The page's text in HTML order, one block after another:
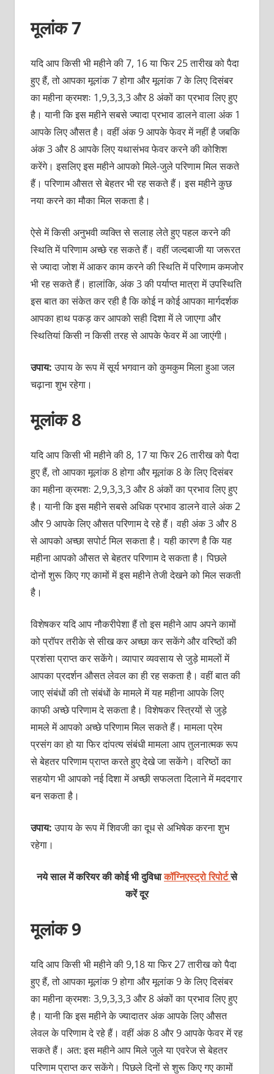
मूलांक 7
यदि आप किसी भी महीने की 7, 16 या फिर 25 तारीख को पैदा
हुए हैं, तो आपका मूलांक 7 होगा और मूलांक 7 के लिए दिसंबर
का महीना क्रमशः 1,9,3,3,3 और 8 अंकों का प्रभाव लिए हुए
है। यानी कि इस महीने सबसे ज्यादा प्रभाव डालने वाला अंक 1
आपके लिए औसत है। वहीं अंक 9 आपके फेवर में नहीं है जबकि
अंक 3 और 8 आपके लिए यथासंभव फेवर करने की कोशिश
करेंगे। इसलिए इस महीने आपको मिले-जुले परिणाम मिल सकते
हैं। परिणाम औसत से बेहतर भी रह सकते हैं। इस महीने कुछ
नया करने का मौका मिल सकता है।
ऐसे में किसी अनुभवी व्यक्ति से सलाह लेते हुए पहल करने की
स्थिति में परिणाम अच्छे रह सकते हैं। वहीं जल्दबाजी या जरूरत
से ज्यादा जोश में आकर काम करने की स्थिति में परिणाम कमजोर
भी रह सकते हैं। हालांकि, अंक 3 की पर्याप्त मात्रा में उपस्थिति
इस बात का संकेत कर रही है कि कोई न कोई आपका मार्गदर्शक
आपका हाथ पकड़ कर आपको सही दिशा में ले जाएगा और
स्थितियां किसी न किसी तरह से आपके फेवर में आ जाएंगी।
उपाय:उपाय के रूप में सूर्य भगवान को कुमकुम मिला हुआ जल
चढ़ाना शुभ रहेगा।
मूलांक 8
यदि आप किसी भी महीने की 8, 17 या फिर 26 तारीख को पैदा
हुए हैं, तो आपका मूलांक 8 होगा और मूलांक 8 के लिए दिसंबर
का महीना क्रमशः 2,9,3,3,3 और 8 अंकों का प्रभाव लिए हुए
है। यानी कि इस महीने सबसे अधिक प्रभाव डालने वाले अंक 2
और 9 आपके लिए औसत परिणाम दे रहे हैं। वही अंक 3 और 8
से आपको अच्छा सपोर्ट मिल सकता है। यही कारण है कि यह
महीना आपको औसत से बेहतर परिणाम दे सकता है। पिछले
दोनों शुरू किए गए कामों में इस महीने तेजी देखने को मिल सकती
है।
विशेषकर यदि आप नौकरीपेशा हैं तो इस महीने आप अपने कामों
को प्रॉपर तरीके से सीख कर अच्छा कर सकेंगे और वरिष्ठों की
प्रशंसा प्राप्त कर सकेंगे। व्यापार व्यवसाय से जुड़े मामलों में
आपका प्रदर्शन औसत लेवल का ही रह सकता है। वहीं बात की
जाए संबंधों की तो संबंधों के मामले में यह महीना आपके लिए
काफी अच्छे परिणाम दे सकता है। विशेषकर स्त्रियों से जुड़े
मामले में आपको अच्छे परिणाम मिल सकते हैं। मामला प्रेम
प्रसंग का हो या फिर दांपत्य संबंधी मामला आप तुलनात्मक रूप
से बेहतर परिणाम प्राप्त करते हुए देखे जा सकेंगे। वरिष्ठों का
सहयोग भी आपको नई दिशा में अच्छी सफलता दिलाने में मददगार
बन सकता है।
उपाय:उपाय के रूप में शिवजी का दूध से अभिषेक करना शुभ
रहेगा।
नये साल में करियर की कोई भी दुविधाकॉग्निएस्ट्रो रिपोर्टसे
करें दूर
मूलांक 9
यदि आप किसी भी महीने की 9,18 या फिर 27 तारीख को पैदा
हुए हैं, तो आपका मूलांक 9 होगा और मूलांक 9 के लिए दिसंबर
का महीना क्रमशः 3,9,3,3,3 और 8 अंकों का प्रभाव लिए हुए
है। यानी कि इस महीने के ज्यादातर अंक आपके लिए औसत
लेवल के परिणाम दे रहे हैं। वहीं अंक 8 और 9 आपके फेवर में रह
सकते हैं। अत: इस महीने आप मिले जुले या एवरेज से बेहतर
परिणाम प्राप्त कर सकेंगे। पिछले दिनों से शुरू किए गए कामों